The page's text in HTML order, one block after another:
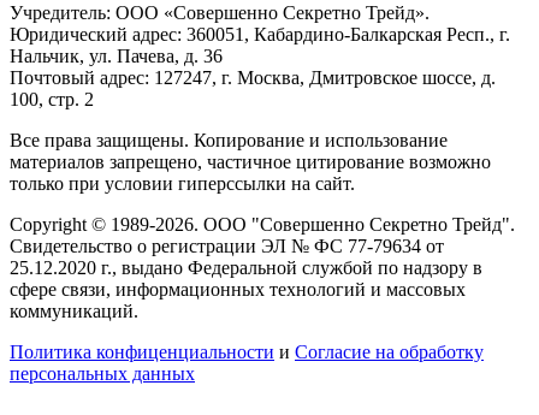
Учредитель: ООО «Совершенно Секретно Трейд».
Юридический адрес: 360051, Кабардино-Балкарская Респ., г.
Нальчик, ул. Пачева, д. 36
Почтовый адрес: 127247, г. Москва, Дмитровское шоссе, д.
100, стр. 2
Все права защищены. Копирование и использование
материалов запрещено, частичное цитирование возможно
только при условии гиперссылки на сайт.
Copyright © 1989-2026. ООО "Совершенно Секретно Трейд".
Свидетельство о регистрации ЭЛ № ФС 77-79634 от
25.12.2020 г., выдано Федеральной службой по надзору в
сфере связи, информационных технологий и массовых
коммуникаций.
Политика конфиценциальности и Согласие на обработку
персональных данных